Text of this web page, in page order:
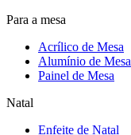
Para a mesa
Acrílico de Mesa
Alumínio de Mesa
Painel de Mesa
Natal
Enfeite de Natal